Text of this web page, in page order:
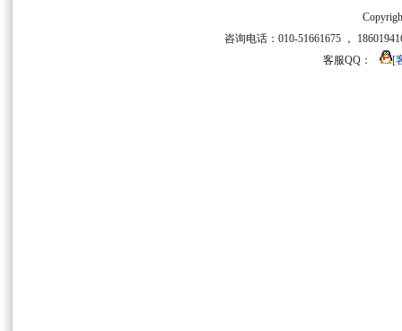
咨询电话：010-51661675 ，
客服QQ：
[